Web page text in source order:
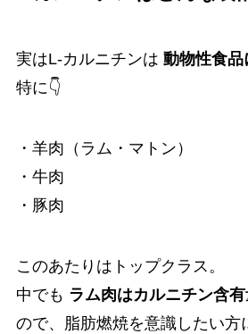
実はL-カルニチンは 動物性食
特に👇
・羊肉（ラム・マトン）
・牛肉
・豚肉
このあたりはトップクラス。
中でも ラム肉はカルニチン含
ので、脂肪燃焼を意識したい方